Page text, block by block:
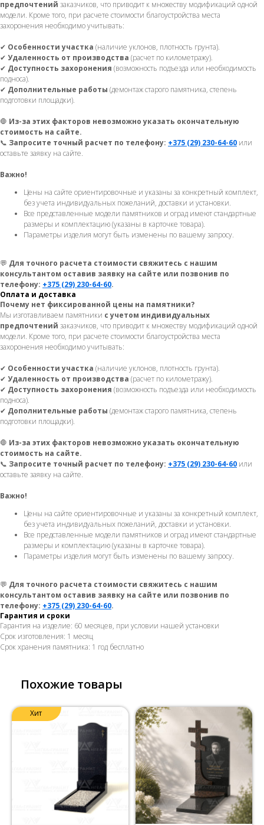
предпочтений заказчиков, что приводит к множеству модификаций одной
модели. Кроме того, при расчете стоимости благоустройства места
захоронения необходимо учитывать:
✔ Особенности участка (наличие уклонов, плотность грунта).
✔ Удаленность от производства (расчет по километражу).
✔ Доступность захоронения (возможность подъезда или необходимость
подноса).
✔ Дополнительные работы (демонтаж старого памятника, степень
подготовки площадки).
🛑 Из-за этих факторов невозможно указать окончательную
стоимость на сайте.
📞 Запросите точный расчет по телефону: +375 (29) 230-64-60 или
оставьте заявку на сайте.
Важно!
Цены на сайте ориентировочные и указаны за конкретный комплект,
без учета индивидуальных пожеланий, доставки и установки.
Все представленные модели памятников и оград имеют стандартные
размеры и комплектацию (указаны в карточке товара).
Параметры изделия могут быть изменены по вашему запросу.
💬 Для точного расчета стоимости свяжитесь с нашим
консультантом оставив заявку на сайте или позвонив по
телефону: +375 (29) 230-64-60.
Оплата и доставка
Почему нет фиксированной цены на памятники?
Мы изготавливаем памятники с учетом индивидуальных
предпочтений заказчиков, что приводит к множеству модификаций одной
модели. Кроме того, при расчете стоимости благоустройства места
захоронения необходимо учитывать:
✔ Особенности участка (наличие уклонов, плотность грунта).
✔ Удаленность от производства (расчет по километражу).
✔ Доступность захоронения (возможность подъезда или необходимость
подноса).
✔ Дополнительные работы (демонтаж старого памятника, степень
подготовки площадки).
🛑 Из-за этих факторов невозможно указать окончательную
стоимость на сайте.
📞 Запросите точный расчет по телефону: +375 (29) 230-64-60 или
оставьте заявку на сайте.
Важно!
Цены на сайте ориентировочные и указаны за конкретный комплект,
без учета индивидуальных пожеланий, доставки и установки.
Все представленные модели памятников и оград имеют стандартные
размеры и комплектацию (указаны в карточке товара).
Параметры изделия могут быть изменены по вашему запросу.
💬 Для точного расчета стоимости свяжитесь с нашим
консультантом оставив заявку на сайте или позвонив по
телефону: +375 (29) 230-64-60.
Гарантия и сроки
Гарантия на изделие: 60 месяцев, при условии нашей установки
Срок изготовления: 1 месяц
Срок хранения памятника: 1 год бесплатно
Похожие товары
Хит